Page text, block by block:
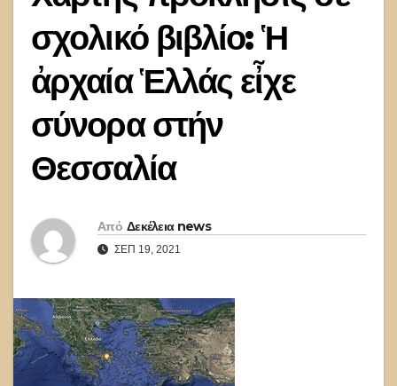
σχολικό βιβλίο: Ἡ
ἀρχαία Ἑλλάς εἶχε
σύνορα στήν
Θεσσαλία
Από Δεκέλεια news
ΣΕΠ 19, 2021